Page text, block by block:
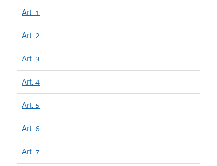
Art. 1
Art. 2
Art. 3
Art. 4
Art. 5
Art. 6
Art. 7